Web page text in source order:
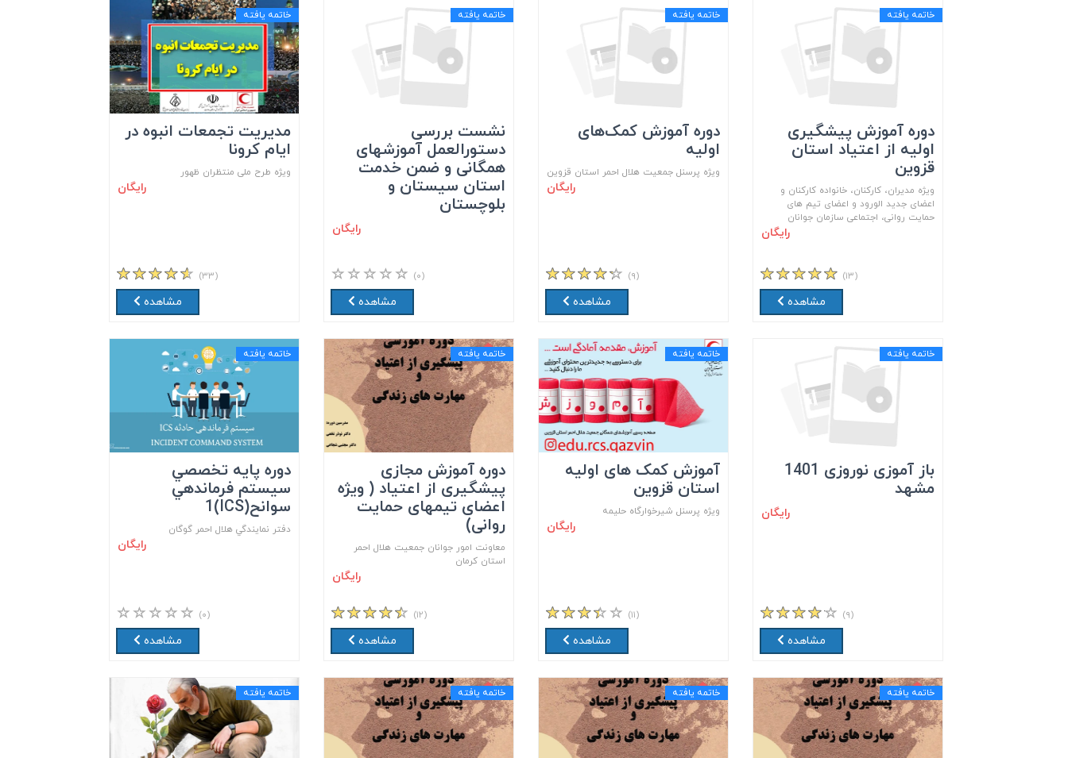
خاتمه یافته
دوره آموزش پیشگیری
اولیه از اعتیاد استان
قزوین
ویژه مدیران، کارکنان، خانواده کارکنان و
اعضای جدید الورود و اعضای تیم های
حمایت روانی، اجتماعی سازمان جوانان
رایگان
(۱۳)
مشاهده
خاتمه یافته
دوره آموزش کمک‌های
اولیه
ویژه پرسنل جمعیت هلال احمر استان قزوین
رایگان
(۹)
مشاهده
خاتمه یافته
نشست بررسی
دستورالعمل آموزشهای
همگانی و ضمن خدمت
استان سیستان و
بلوچستان
رایگان
(۰)
مشاهده
خاتمه یافته
مدیریت تجمعات انبوه در
ایام کرونا
ویژه طرح ملی منتظران ظهور
رایگان
(۳۳)
مشاهده
خاتمه یافته
باز آموزی نوروزی 1401
مشهد
رایگان
(۹)
مشاهده
خاتمه یافته
آموزش کمک های اولیه
استان قزوین
ویژه پرسنل شیرخوارگاه حلیمه
رایگان
(۱۱)
مشاهده
خاتمه یافته
دوره آموزش مجازی
پیشگیری از اعتیاد ( ویژه
اعضای تیمهای حمایت
روانی)
معاونت امور جوانان جمعیت هلال احمر
استان کرمان
رایگان
(۱۲)
مشاهده
خاتمه یافته
دوره پايه تخصصي
سيستم فرماندهي
سوانح(ICS)1
دفتر نمايندگي هلال احمر گوگان
رایگان
(۰)
مشاهده
خاتمه یافته خاتمه یافته خاتمه یافته خاتمه یافته